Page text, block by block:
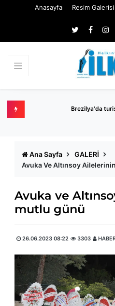
Anasayfa Resim Galerisi
Brezilya'da turist helikopteri
Ana Sayfa
GALERİ
Avuka Ve Altınsoy
Avuka ve
mutlu günü
26.06.2023 08:22 3303